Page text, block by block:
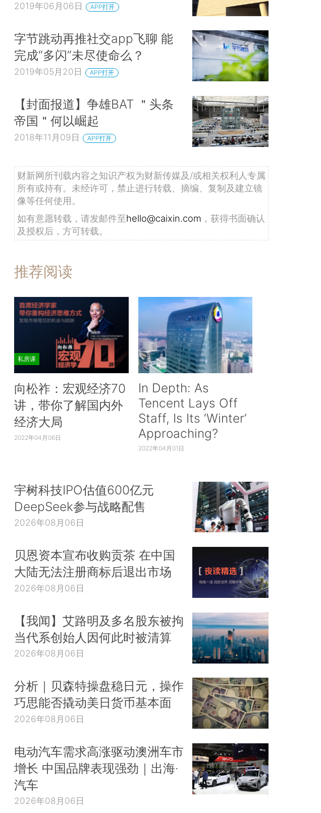
2019年06月06日 APP打开
字节跳动再推社交app飞聊 能
完成“多闪”未尽使命么？
2019年05月20日 APP打开
【封面报道】争雄BAT ＂头条
帝国＂何以崛起
2018年11月09日 APP打开
财新网所刊载内容之知识产权为财新传媒及/或相关权利人专属
所有或持有。未经许可，禁止进行转载、摘编、复制及建立镜
像等任何使用。
如有意愿转载，请发邮件至hello@caixin.com ，获得书面确认
及授权后，方可转载。
推荐阅读
私房课
向松祚：宏观经济70
讲，带你了解国内外
经济大局
2022年04月06日
In Depth: As
Tencent Lays Off
Staff, Is Its ‘Winter’
Approaching?
2022年04月01日
宇树科技IPO估值600亿元
DeepSeek参与战略配售
2026年08月06日
贝恩资本宣布收购贡茶 在中国
大陆无法注册商标后退出市场
2026年08月06日
【我闻】艾路明及多名股东被拘
当代系创始人因何此时被清算
2026年08月06日
分析｜贝森特操盘稳日元，操作
巧思能否撬动美日货币基本面
2026年08月06日
电动汽车需求高涨驱动澳洲车市
增长 中国品牌表现强劲｜出海·
汽车
2026年08月06日